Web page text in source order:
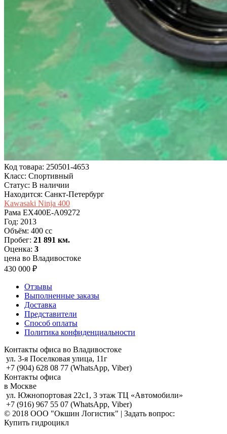
Код товара: 250501-4653
Класс: Спортивный
Статус: В наличии
Находится: Санкт-Петербург
Kawasaki Ninja 400
Рама EX400E-A09272
Год: 2013
Объём: 400 cc
Пробег: 21 891 км.
Оценка: 3
цена во Владивостоке
430 000 ₽
Отзывы
Выполненные заказы
Доставка
Представители
Способ оплаты
Политика конфиденциальности
Контакты офиса во Владивостоке
ул. 3-я Поселковая улица, 11г
+7 (904) 628 08 77 (WhatsApp, Viber)
Контакты офиса
в Москве
ул. Южнопортовая 22с1, 3 этаж ТЦ «Автомобили»
+7 (916) 967 55 07 (WhatsApp, Viber)
© 2018 ООО "Окшин Логистик" | Задать вопрос:
Купить гидроцикл